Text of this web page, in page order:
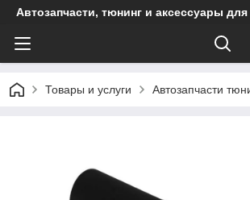
Автозапчасти, тюнинг и аксессуары
Товары и услуги Автозапчасти